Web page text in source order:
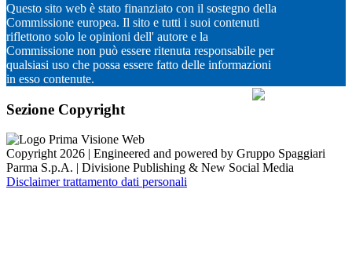
Questo sito web è stato finanziato con il sostegno della
Commissione europea. Il sito e tutti i suoi contenuti
riflettono solo le opinioni dell' autore e la
Commissione non può essere ritenuta responsabile per
qualsiasi uso che possa essere fatto delle informazioni
in esso contenute.
Sezione Copyright
Copyright 2026 | Engineered and powered by Gruppo Spaggiari
Parma S.p.A. | Divisione Publishing & New Social Media
Disclaimer trattamento dati personali